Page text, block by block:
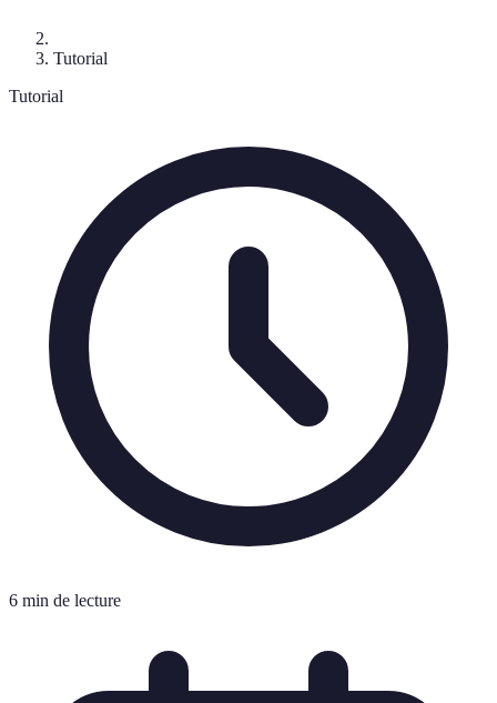
Tutorial
Tutorial
6 min de lecture